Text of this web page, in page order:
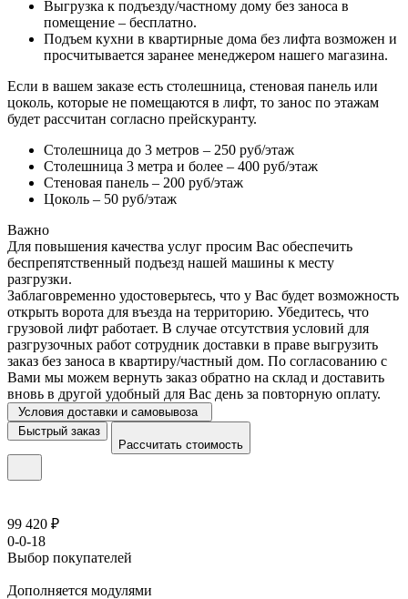
Выгрузка к подъезду/частному дому без заноса в
помещение – бесплатно.
Подъем кухни в квартирные дома без лифта возможен и
просчитывается заранее менеджером нашего магазина.
Если в вашем заказе есть столешница, стеновая панель или
цоколь, которые не помещаются в лифт, то занос по этажам
будет рассчитан согласно прейскуранту.
Столешница до 3 метров – 250 руб/этаж
Столешница 3 метра и более – 400 руб/этаж
Стеновая панель – 200 руб/этаж
Цоколь – 50 руб/этаж
Важно
Для повышения качества услуг просим Вас обеспечить
беспрепятственный подъезд нашей машины к месту
разгрузки.
Заблаговременно удостоверьтесь, что у Вас будет возможность
открыть ворота для въезда на территорию. Убедитесь, что
грузовой лифт работает. В случае отсутствия условий для
разгрузочных работ сотрудник доставки в праве выгрузить
заказ без заноса в квартиру/частный дом. По согласованию с
Вами мы можем вернуть заказ обратно на склад и доставить
вновь в другой удобный для Вас день за повторную оплату.
Условия доставки и самовывоза
Быстрый заказ
Рассчитать стоимость
99 420 ₽
0-0-18
Выбор покупателей
Дополняется модулями